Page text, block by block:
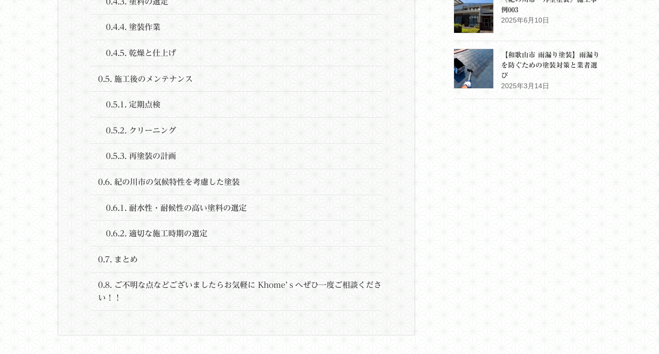
0.4.4. 塗装作業
0.4.5. 乾燥と仕上げ
0.5. 施工後のメンテナンス
0.5.1. 定期点検
0.5.2. クリーニング
0.5.3. 再塗装の計画
0.6. 紀の川市の気候特性を考慮した塗装
0.6.1. 耐水性・耐候性の高い塗料の選定
0.6.2. 適切な施工時期の選定
0.7. まとめ
0.8. ご不明な点などございましたらお気軽に Khome’ｓへぜひ一度ご相談くださ
い！！
例003
2025年6月10日
【和歌山市 雨漏り塗装】雨漏り
を防ぐための塗装対策と業者選
び
2025年3月14日